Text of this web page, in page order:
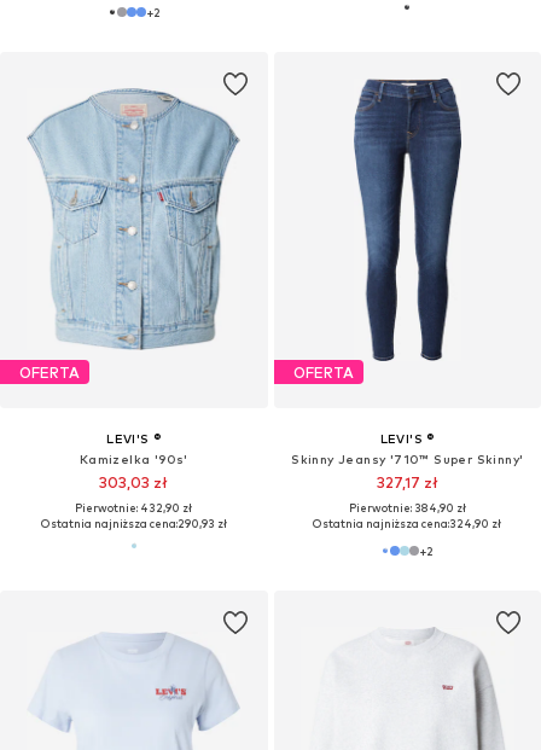
+2
OFERTA
LEVI'S ®
Kamizelka '90s'
303,03 zł
Pierwotnie: 432,90 zł
Ostatnia najniższa cena:290,93 zł
OFERTA
LEVI'S ®
Skinny Jeansy '710™ Super Skinny'
327,17 zł
Pierwotnie: 384,90 zł
Ostatnia najniższa cena:324,90 zł
+2